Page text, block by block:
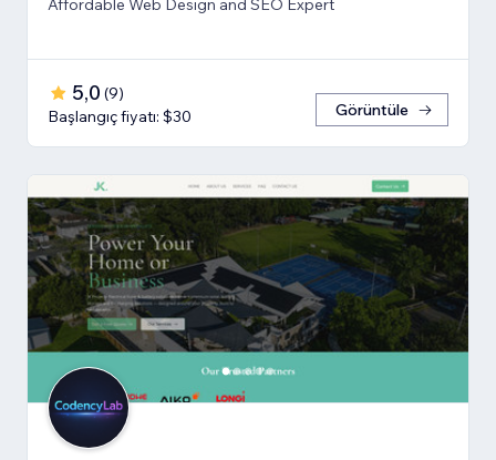
Affordable Web Design and SEO Expert
5,0 (9)
Başlangıç fiyatı: $30
Görüntüle